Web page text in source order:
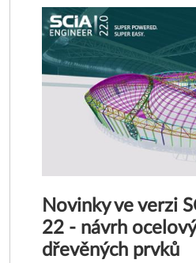
Novinky ve verzi
22 - návrh
dřevěných prvků